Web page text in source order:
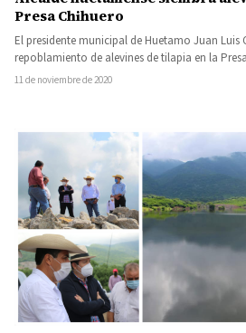
Presa Chihuero
El presidente municipal de Huetamo Juan
repoblamiento de alevines de tilapia en la
11 de noviembre de 2020